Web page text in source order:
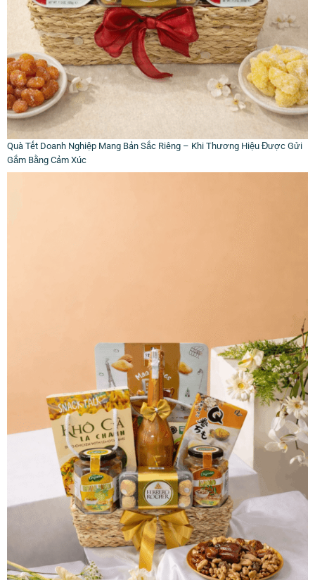
Quà Tết Doanh Nghiệp Mang Bản Sắc Riêng – Khi Thương Hiệu Được Gửi
Gắm Bằng Cảm Xúc